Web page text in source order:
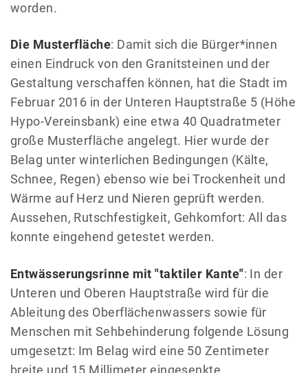
worden.
Die Musterfläche: Damit sich die Bürger*innen
einen Eindruck von den Granitsteinen und der
Gestaltung verschaffen können, hat die Stadt im
Februar 2016 in der Unteren Hauptstraße 5 (Höhe
Hypo-Vereinsbank) eine etwa 40 Quadratmeter
große Musterfläche angelegt. Hier wurde der
Belag unter winterlichen Bedingungen (Kälte,
Schnee, Regen) ebenso wie bei Trockenheit und
Wärme auf Herz und Nieren geprüft werden.
Aussehen, Rutschfestigkeit, Gehkomfort: All das
konnte eingehend getestet werden.
Entwässerungsrinne mit "taktiler Kante": In der
Unteren und Oberen Hauptstraße wird für die
Ableitung des Oberflächenwassers sowie für
Menschen mit Sehbehinderung folgende Lösung
umgesetzt: Im Belag wird eine 50 Zentimeter
breite und 15 Millimeter eingesenkte